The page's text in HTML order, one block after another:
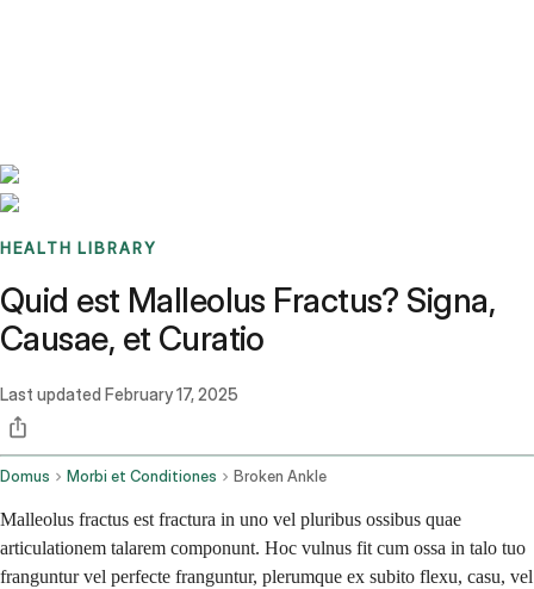
HEALTH LIBRARY
Quid est Malleolus Fractus? Signa,
Causae, et Curatio
Last updated February 17, 2025
Domus Morbi et Conditiones Broken Ankle
Malleolus fractus est fractura in uno vel pluribus ossibus quae
articulationem talarem componunt. Hoc vulnus fit cum ossa in talo tuo
franguntur vel perfecte franguntur, plerumque ex subito flexu, casu, vel